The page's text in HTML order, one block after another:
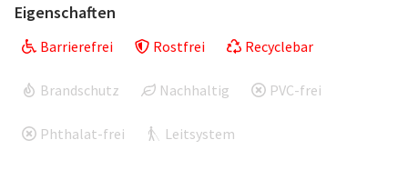
Eigenschaften
Barrierefrei Rostfrei Recyclebar
Brandschutz Nachhaltig PVC-frei
Phthalat-frei Leitsystem